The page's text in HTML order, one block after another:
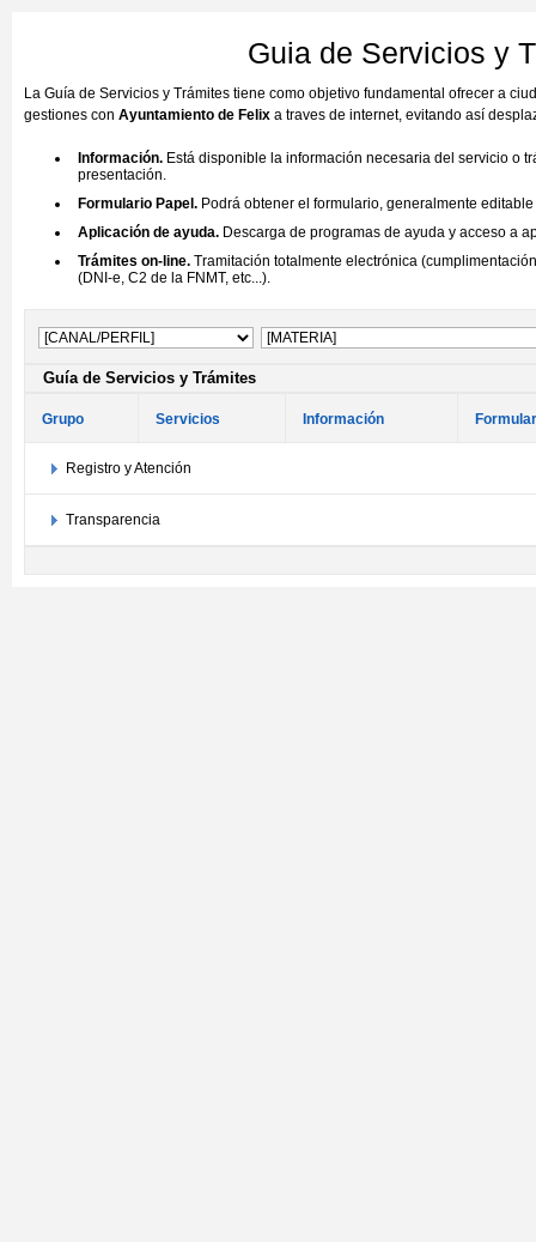
Guia de Servicios y
La Guía de Servicios y Trámites tiene como objetivo fundamental ofrecer a
gestiones con Ayuntamiento de Felix a traves de internet, evitando así
Información. Está disponible la información necesaria del servicio o
presentación.
Formulario Papel. Podrá obtener el formulario, generalmente
Aplicación de ayuda. Descarga de programas de ayuda y acceso a
Trámites on-line. Tramitación totalmente electrónica
(DNI-e, C2 de la FNMT, etc...).
Guía de Servicios y Trámites
Grupo Servicios Información
Registro y Atención
Transparencia